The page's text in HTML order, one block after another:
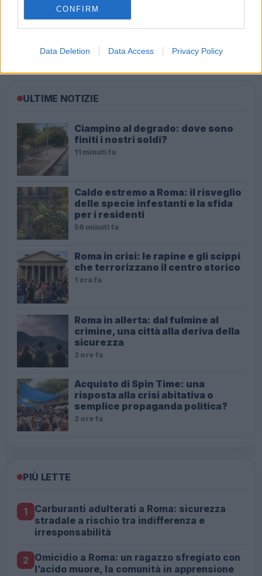
CONFIRM
Data Deletion Data Access Privacy Policy
Virginia Raggi
ULTIME NOTIZIE
Ciampino al degrado: dove sono
finiti i nostri soldi?
11 minuti fa
Caldo estremo a Roma: il risveglio
delle specie infestanti e la sfida
per i residenti
56 minuti fa
Roma in crisi: le rapine e gli scippi
che terrorizzano il centro storico
1 ora fa
Roma in allerta: dal fulmine al
crimine, una città alla deriva della
sicurezza
2 ore fa
Acquisto di Spin Time: una
risposta alla crisi abitativa o
semplice propaganda politica?
2 ore fa
PIÙ LETTE
1
Carburanti adulterati a Roma: sicurezza
stradale a rischio tra indifferenza e
irresponsabilità
2 Omicidio a Roma: un ragazzo sfregiato con
l’acido muore, la comunità in apprensione